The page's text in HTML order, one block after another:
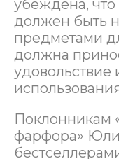
убеждена,
должен быть
предметами
должна
удовольствие
Поклонникам
фарфора»